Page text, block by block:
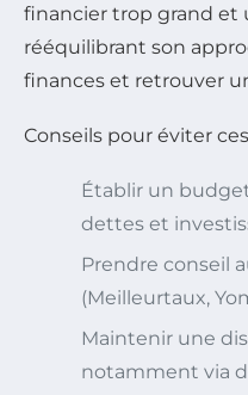
financier trop grand et
rééquilibrant son
finances et retrouver
Conseils pour éviter
Établir un
dettes et
Prendre conseil
(Meilleurtaux,
Maintenir une
notamment via